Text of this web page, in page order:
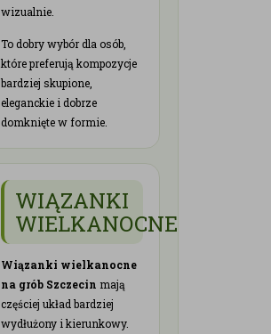
wizualnie.
To dobry wybór dla osób,
które preferują kompozycje
bardziej skupione,
eleganckie i dobrze
domknięte w formie.
WIĄZANKI
WIELKANOCNE
Wiązanki wielkanocne
na grób Szczecin mają
częściej układ bardziej
wydłużony i kierunkowy.